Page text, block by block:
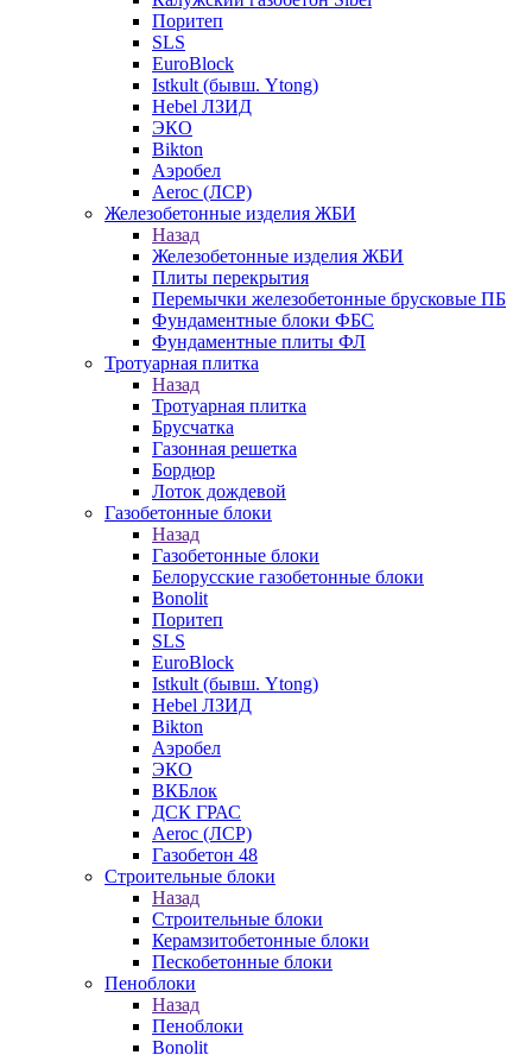
Поритеп
SLS
EuroBlock
Istkult (бывш. Ytong)
Hebel ЛЗИД
ЭКО
Bikton
Аэробел
Aeroc (ЛСР)
Железобетонные изделия ЖБИ
Назад
Железобетонные изделия ЖБИ
Плиты перекрытия
Перемычки железобетонные брусковые ПБ
Фундаментные блоки ФБС
Фундаментные плиты ФЛ
Тротуарная плитка
Назад
Тротуарная плитка
Брусчатка
Газонная решетка
Бордюр
Лоток дождевой
Газобетонные блоки
Назад
Газобетонные блоки
Белорусские газобетонные блоки
Bonolit
Поритеп
SLS
EuroBlock
Istkult (бывш. Ytong)
Hebel ЛЗИД
Bikton
Аэробел
ЭКО
ВКБлок
ДСК ГРАС
Aeroc (ЛСР)
Газобетон 48
Строительные блоки
Назад
Строительные блоки
Керамзитобетонные блоки
Пескобетонные блоки
Пеноблоки
Назад
Пеноблоки
Bonolit